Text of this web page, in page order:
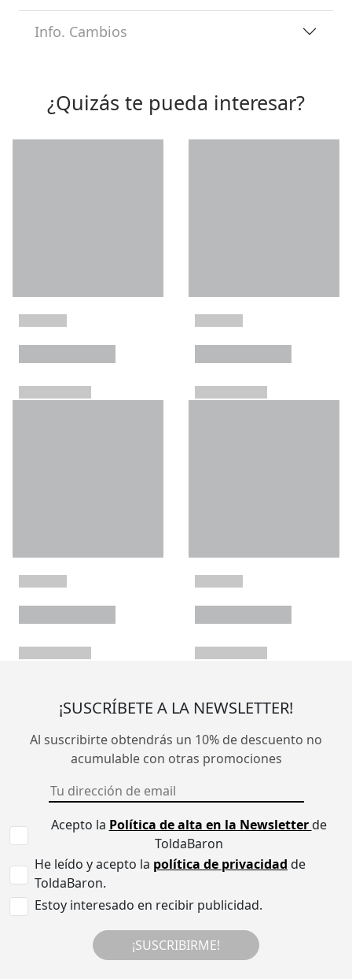
Info. Cambios
¿Quizás te pueda interesar?
¡SUSCRÍBETE A LA NEWSLETTER!
Al suscribirte obtendrás un 10% de descuento no
acumulable con otras promociones
Acepto la Política de alta en la Newsletterde
ToldaBaron
He leído y acepto la política de privacidad de
ToldaBaron.
Estoy interesado en recibir publicidad.
¡SUSCRIBIRME!